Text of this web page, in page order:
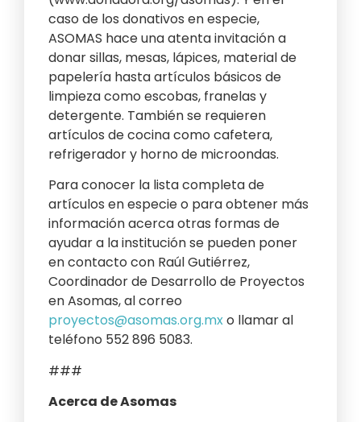
caso de los donativos en especie,
ASOMAS hace una atenta invitación a
donar sillas, mesas, lápices, material de
papelería hasta artículos básicos de
limpieza como escobas, franelas y
detergente. También se requieren
artículos de cocina como cafetera,
refrigerador y horno de microondas.
Para conocer la lista completa de
artículos en especie o para obtener más
información acerca otras formas de
ayudar a la institución se pueden poner
en contacto con Raúl Gutiérrez,
Coordinador de Desarrollo de Proyectos
en Asomas, al correo
proyectos@asomas.org.mxo llamar al
teléfono 552 896 5083.
###
Acerca de Asomas